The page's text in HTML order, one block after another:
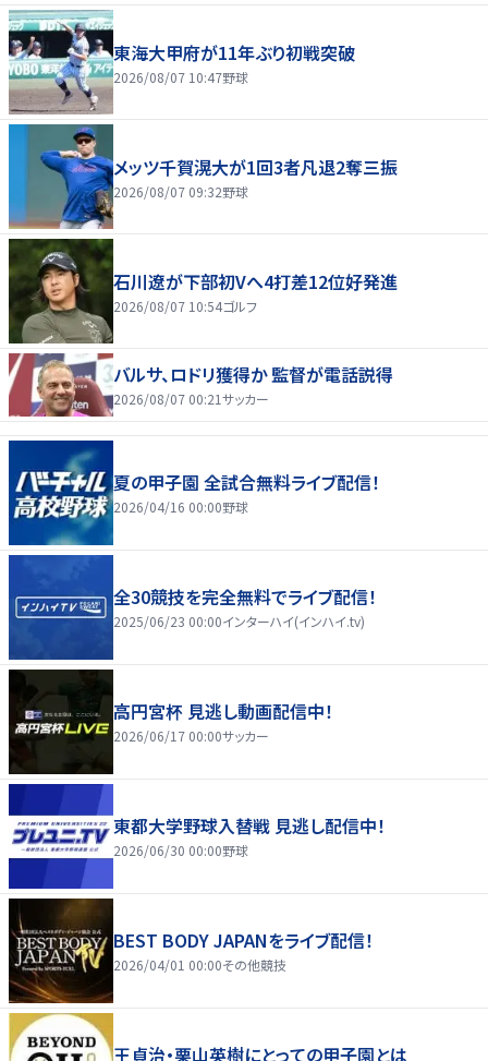
東海大甲府が11年ぶり初戦突破
2026/08/07 10:47野球
メッツ千賀滉大が1回3者凡退2奪三振
2026/08/07 09:32野球
石川遼が下部初Vへ4打差12位好発進
2026/08/07 10:54ゴルフ
バルサ、ロドリ獲得か 監督が電話説得
2026/08/07 00:21サッカー
夏の甲子園 全試合無料ライブ配信！
2026/04/16 00:00野球
全30競技を完全無料でライブ配信！
2025/06/23 00:00インターハイ(インハイ.tv)
高円宮杯 見逃し動画配信中！
2026/06/17 00:00サッカー
東都大学野球入替戦 見逃し配信中！
2026/06/30 00:00野球
BEST BODY JAPANをライブ配信！
2026/04/01 00:00その他競技
王貞治・栗山英樹にとっての甲子園とは